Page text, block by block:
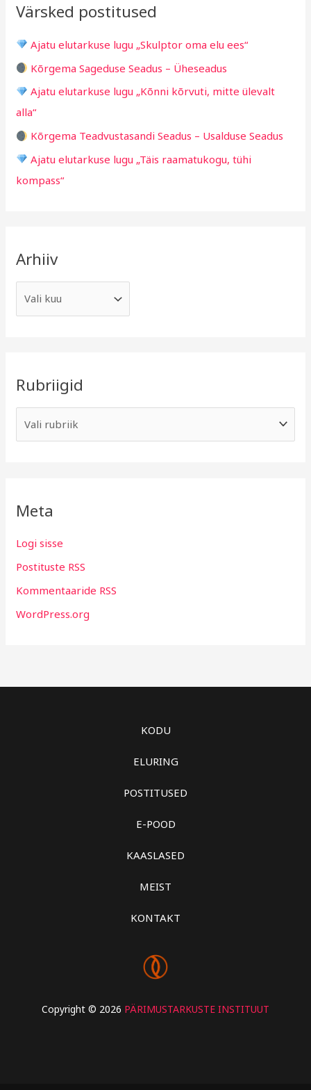
c
o
r
:
Värsked postitused
Ajatu elutarkuse lugu „Skulptor oma elu ees“
Kõrgema Sageduse Seadus – Üheseadus
Ajatu elutarkuse lugu „Kõnni kõrvuti, mitte ülevalt
alla“
Kõrgema Teadvustasandi Seadus – Usalduse Seadus
Ajatu elutarkuse lugu „Täis raamatukogu, tühi
kompass“
Arhiiv
Rubriigid
g
i
d
Meta
Logi sisse
Postituste RSS
Kommentaaride RSS
WordPress.org
KODU
ELURING
POSTITUSED
E-POOD
KAASLASED
MEIST
KONTAKT
Copyright © 2026 PÄRIMUSTARKUSTE INSTITUUT